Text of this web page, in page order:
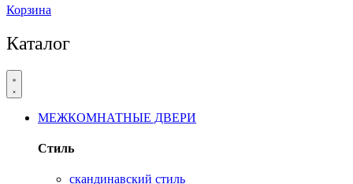
Корзина
Каталог
МЕЖКОМНАТНЫЕ ДВЕРИ
Стиль
скандинавский стиль